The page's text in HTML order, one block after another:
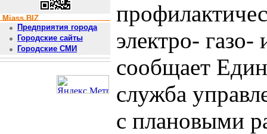
Miass.BIZ
Предприятия города
Городские сайты
Городские СМИ
электро-
сообщает
служба
с плановыми